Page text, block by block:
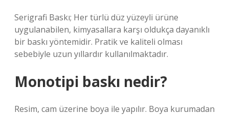
Serigrafi Baskı; Her türlü düz yüzeyli ürüne
uygulanabilen, kimyasallara karşı oldukça dayanıklı
bir baskı yöntemidir. Pratik ve kaliteli olması
sebebiyle uzun yıllardır kullanılmaktadır.
Monotipi baskı nedir?
Resim, cam üzerine boya ile yapılır. Boya kurumadan